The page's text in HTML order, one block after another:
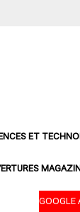
ET
GOOGLE